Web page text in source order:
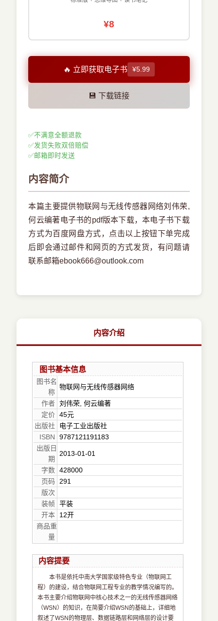
¥8
🔥 立即获取电子书 ¥5.99
💾 下载链接
✅不满意全额退款
✅发货失败双倍赔偿
✅邮箱即时发送
内容简介
本篇主要提供物联网与无线传感器网络刘伟荣,
何云编著电子书的pdf版本下载，本电子书下载
方式为百度网盘方式，点击以上按钮下单完成
后即会通过邮件和网页的方式发货，有问题请
联系邮箱ebook666@outlook.com
内容介绍
图书基本信息
图书名
称
物联网与无线传感器网络
作者 刘伟荣, 何云编著
定价 45元
出版社
电子工业出版社
ISBN
9787121191183
出版日
期
2013-01-01
字数 428000
页码
291
版次
装帧 平装
开本
12开
商品重
量
内容提要
本书是依托中南大学国家级特色专业（物联网工
程）的建设，结合物联网工程专业的教学情况编写的。
本书主要介绍物联网中核心技术之一的无线传感器网络
（WSN）的知识，在简要介绍WSN的基础上，详细地
叙述了WSN的物理层、数据链路层和网络层的设计要